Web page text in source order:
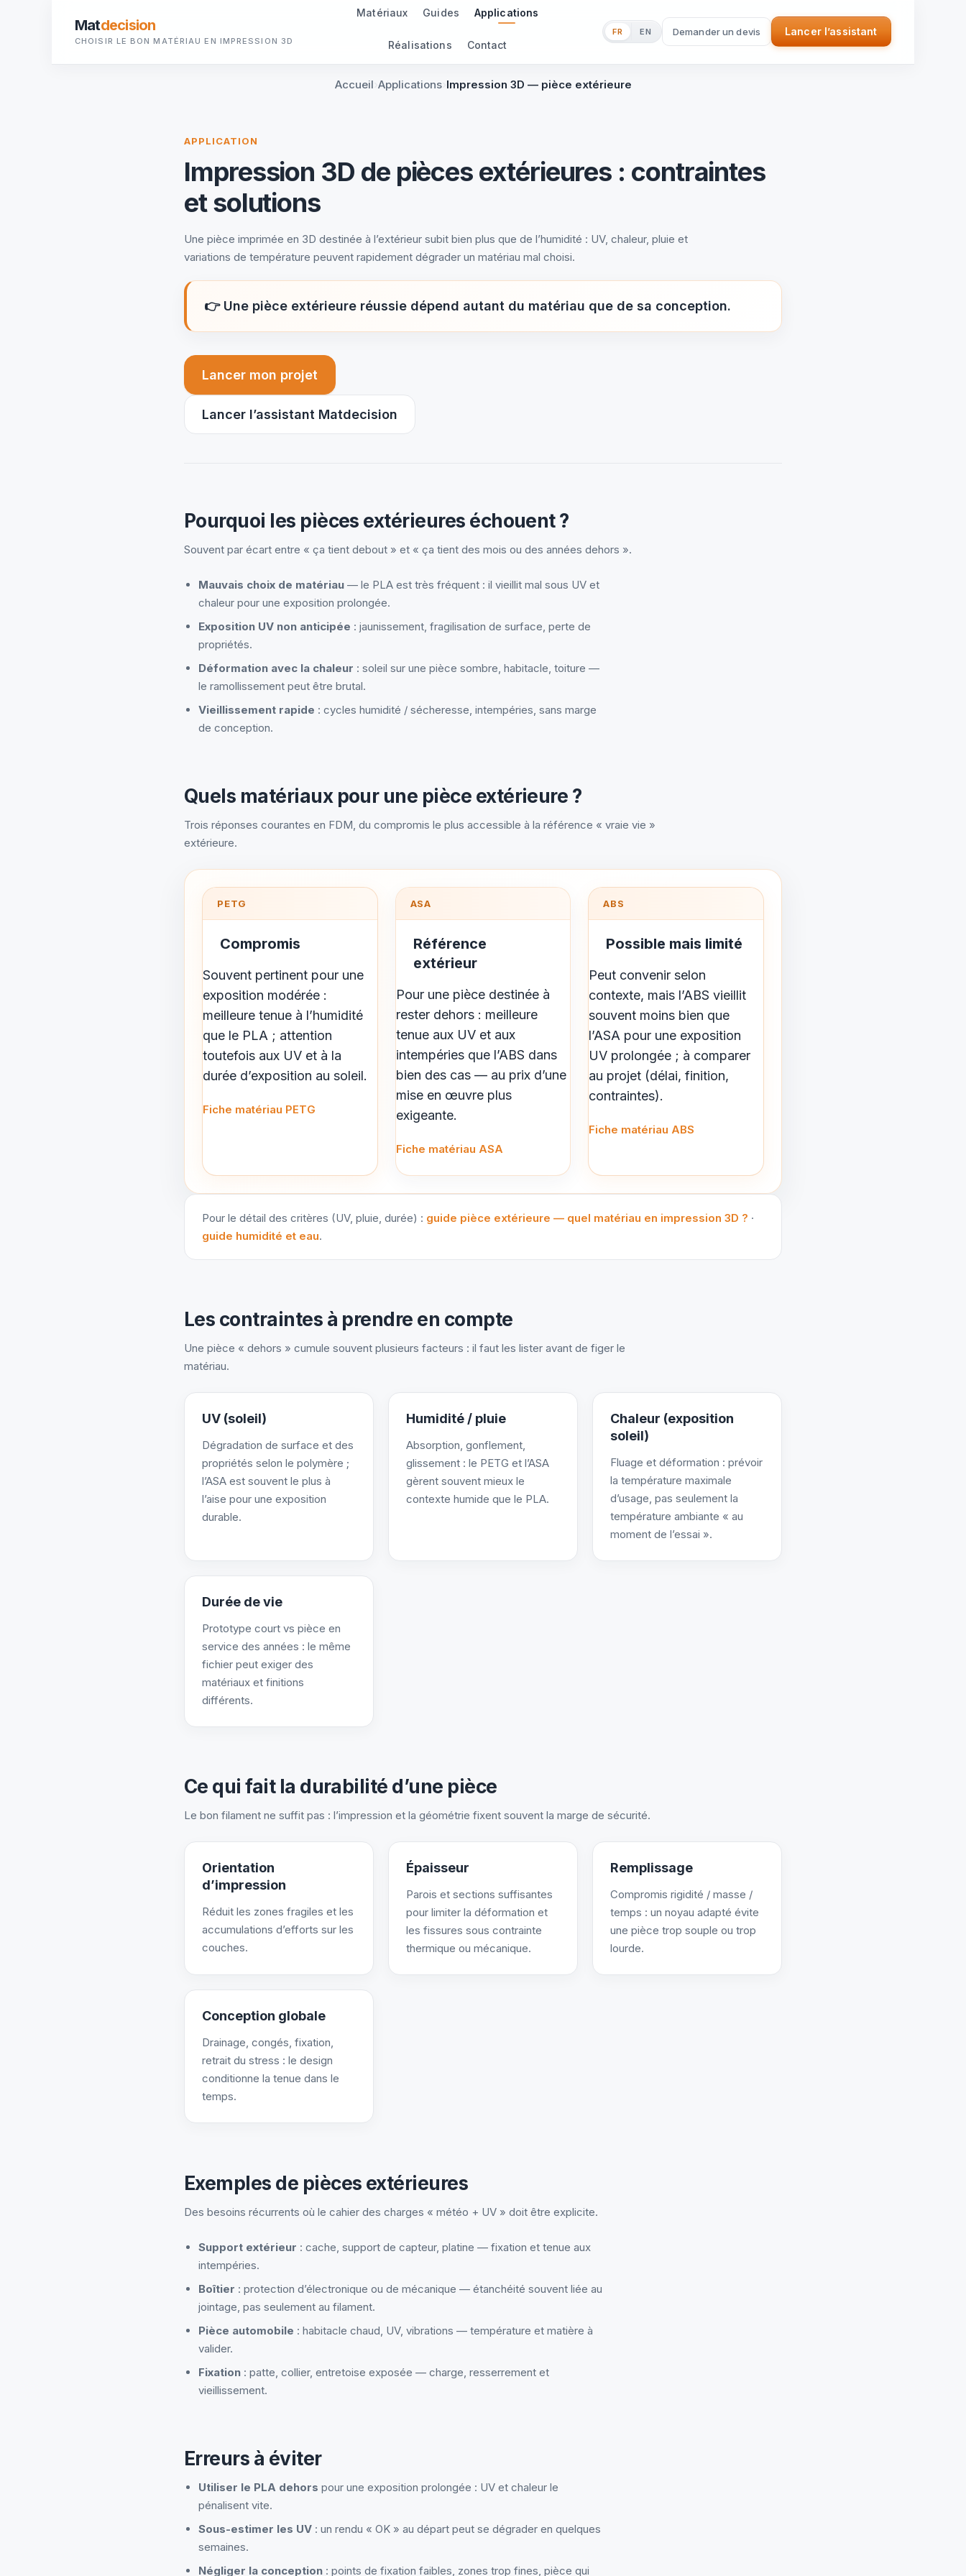
Matdecision
CHOISIR LE BON MATÉRIAU EN IMPRESSION 3D
FR EN Demander un devis
(nouvel onglet) Lancer l’assistant
Matériaux Guides Applications
Réalisations Contact
Accueil Applications Impression 3D — pièce extérieure
APPLICATION
Impression 3D de pièces extérieures : contraintes
et solutions
Une pièce imprimée en 3D destinée à l’extérieur subit bien plus que de l’humidité : UV, chaleur, pluie et
variations de température peuvent rapidement dégrader un matériau mal choisi.
👉Une pièce extérieure réussie dépend autant du matériau que de sa conception.
Lancer mon projet
(nouvel onglet)
Lancer l’assistant Matdecision
Pourquoi les pièces extérieures échouent ?
Souvent par écart entre « ça tient debout » et « ça tient des mois ou des années dehors ».
Mauvais choix de matériau — le PLA est très fréquent : il vieillit mal sous UV et
chaleur pour une exposition prolongée.
Exposition UV non anticipée : jaunissement, fragilisation de surface, perte de
propriétés.
Déformation avec la chaleur : soleil sur une pièce sombre, habitacle, toiture —
le ramollissement peut être brutal.
Vieillissement rapide : cycles humidité / sécheresse, intempéries, sans marge
de conception.
Quels matériaux pour une pièce extérieure ?
Trois réponses courantes en FDM, du compromis le plus accessible à la référence « vraie vie »
extérieure.
PETG
Compromis
Souvent pertinent pour une
exposition modérée :
meilleure tenue à l’humidité
que le PLA ; attention
toutefois aux UV et à la
durée d’exposition au soleil.
Fiche matériau PETG
ASA
Référence
extérieur
Pour une pièce destinée à
rester dehors : meilleure
tenue aux UV et aux
intempéries que l’ABS dans
bien des cas — au prix d’une
mise en œuvre plus
exigeante.
Fiche matériau ASA
ABS
Possible mais limité
Peut convenir selon
contexte, mais l’ABS vieillit
souvent moins bien que
l’ASA pour une exposition
UV prolongée ; à comparer
au projet (délai, finition,
contraintes).
Fiche matériau ABS
Pour le détail des critères (UV, pluie, durée) : guide pièce extérieure — quel matériau en impression 3D ? ·
guide humidité et eau.
Les contraintes à prendre en compte
Une pièce « dehors » cumule souvent plusieurs facteurs : il faut les lister avant de figer le
matériau.
UV (soleil)
Dégradation de surface et des
propriétés selon le polymère ;
l’ASA est souvent le plus à
l’aise pour une exposition
durable.
Humidité / pluie
Absorption, gonflement,
glissement : le PETG et l’ASA
gèrent souvent mieux le
contexte humide que le PLA.
Chaleur (exposition
soleil)
Fluage et déformation : prévoir
la température maximale
d’usage, pas seulement la
température ambiante « au
moment de l’essai ».
Durée de vie
Prototype court vs pièce en
service des années : le même
fichier peut exiger des
matériaux et finitions
différents.
Ce qui fait la durabilité d’une pièce
Le bon filament ne suffit pas : l’impression et la géométrie fixent souvent la marge de sécurité.
Orientation
d’impression
Réduit les zones fragiles et les
accumulations d’efforts sur les
couches.
Épaisseur
Parois et sections suffisantes
pour limiter la déformation et
les fissures sous contrainte
thermique ou mécanique.
Remplissage
Compromis rigidité / masse /
temps : un noyau adapté évite
une pièce trop souple ou trop
lourde.
Conception globale
Drainage, congés, fixation,
retrait du stress : le design
conditionne la tenue dans le
temps.
Exemples de pièces extérieures
Des besoins récurrents où le cahier des charges « météo + UV » doit être explicite.
Support extérieur : cache, support de capteur, platine — fixation et tenue aux
intempéries.
Boîtier : protection d’électronique ou de mécanique — étanchéité souvent liée au
jointage, pas seulement au filament.
Pièce automobile : habitacle chaud, UV, vibrations — température et matière à
valider.
Fixation : patte, collier, entretoise exposée — charge, resserrement et
vieillissement.
Erreurs à éviter
Utiliser le PLA dehors pour une exposition prolongée : UV et chaleur le
pénalisent vite.
Sous-estimer les UV : un rendu « OK » au départ peut se dégrader en quelques
semaines.
Négliger la conception : points de fixation faibles, zones trop fines, pièce qui